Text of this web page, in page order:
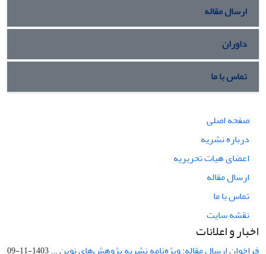
ارسال مقاله
داوران
تماس با ما
صفحه اصلی
درباره نشریه
اعضای هیات تحریریه
ارسال مقاله
تماس با ما
نقشه سایت
اخبار و اعلانات
فراخوان ارسال مقاله: ویژه‌نامه نشریه پژوهش‌های نوین ...1403-11-09